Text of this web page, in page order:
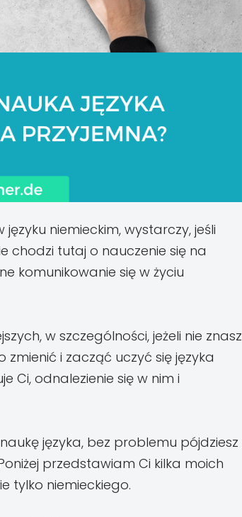
niemieckim, wystarczy, jeśli
chodzi tutaj o nauczenie się na
komunikowanie się w życiu
w szczególności, jeżeli nie znasz
zmienić i zacząć uczyć się języka
Ci, odnalezienie się w nim i
języka, bez problemu pójdziesz
przedstawiam Ci kilka moich
tylko niemieckiego.